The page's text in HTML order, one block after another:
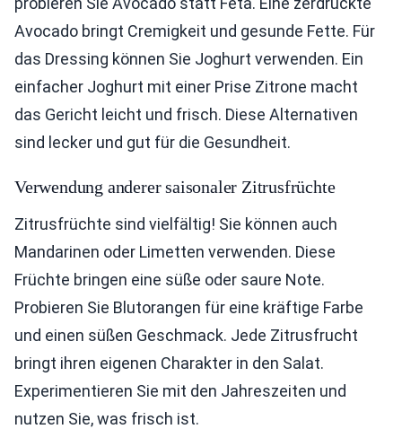
Avocado bringt Cremigkeit und gesunde Fette. Für
das Dressing können Sie Joghurt verwenden. Ein
einfacher Joghurt mit einer Prise Zitrone macht
das Gericht leicht und frisch. Diese Alternativen
sind lecker und gut für die Gesundheit.
Verwendung anderer saisonaler Zitrusfrüchte
Zitrusfrüchte sind vielfältig! Sie können auch
Mandarinen oder Limetten verwenden. Diese
Früchte bringen eine süße oder saure Note.
Probieren Sie Blutorangen für eine kräftige Farbe
und einen süßen Geschmack. Jede Zitrusfrucht
bringt ihren eigenen Charakter in den Salat.
Experimentieren Sie mit den Jahreszeiten und
nutzen Sie, was frisch ist.